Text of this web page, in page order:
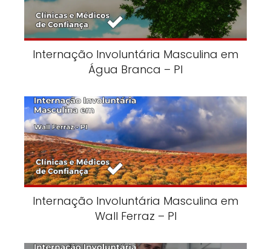
Internação Involuntária Masculina em
Água Branca – PI
Internação Involuntária Masculina em
Wall Ferraz – PI